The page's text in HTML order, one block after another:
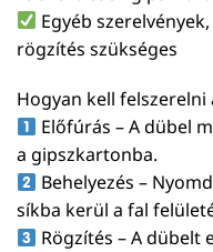
Egyéb
rögzítés szükséges
Hogyan kell
Előfúrás – A dübel
a gipszkartonba.
Behelyezés –
síkba kerül a fal
Rögzítés – A dübelt